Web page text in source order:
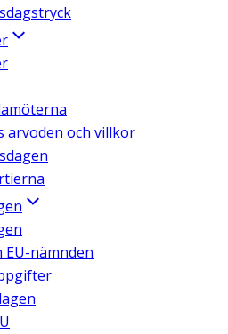
arvoden och villkor
nämnden